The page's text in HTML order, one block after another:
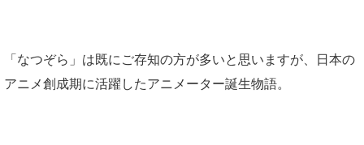
「なつぞら」は既にご存知の方が多いと思いますが、日本の
アニメ創成期に活躍したアニメーター誕生物語。